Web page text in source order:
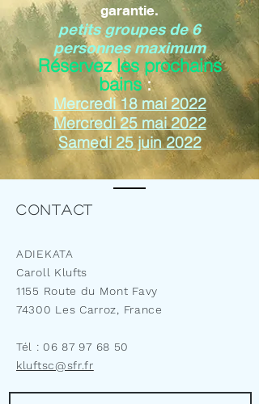
garantie.
petits groupes de 6
personnes maximum
Réservez les prochains
bains:
Mercredi 18 mai 2022
Mercredi 25 mai 2022
Samedi 25 juin 2022
Contact
ADIEKATA
Caroll Klufts
1155 Route du Mont Favy
74300 Les Carroz, France
Tél :06 87 97 68 50
kluftsc@sfr.fr